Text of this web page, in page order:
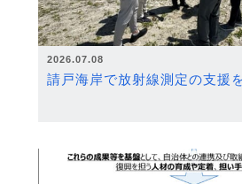
2026.07.08
請戸海岸で放射線測定の支援